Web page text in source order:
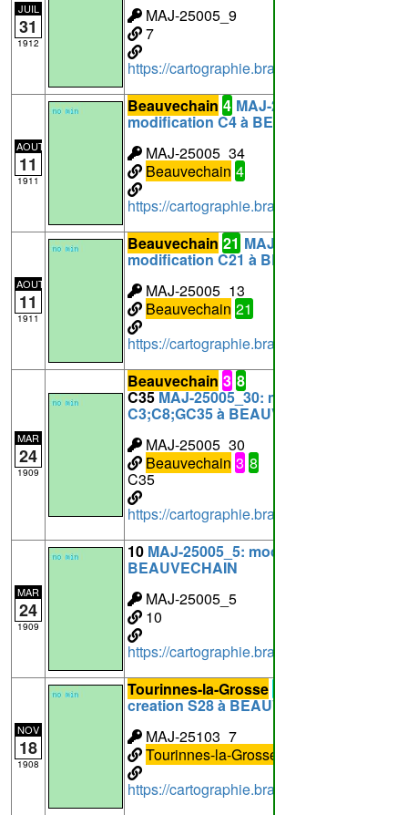
JUIL
31
1912
MAJ-25005_9
7
https://cartographie.brabantwallon.be/
AOUT
11
1911
Beauvechain 4 MAJ-25005_34:
modification C4 à BEAUVECHAIN
MAJ-25005_34
Beauvechain 4
https://cartographie.brabantwallon.be/
AOUT
11
1911
Beauvechain 21 MAJ-25005_13:
modification C21 à BEAUVECHAIN
MAJ-25005_13
Beauvechain 21
https://cartographie.brabantwallon.be/
MAR
24
1909
Beauvechain 3 8
C35MAJ-25005_30: modification
C3;C8;GC35 à BEAUVECHAIN
MAJ-25005_30
Beauvechain 3 8
C35
https://cartographie.brabantwallon.be/
MAR
24
1909
10 MAJ-25005_5: modification C10 à
BEAUVECHAIN
MAJ-25005_5
10
https://cartographie.brabantwallon.be/
NOV
18
1908
Tourinnes-la-Grosse
creation S28 à BEAUVECHAIN
MAJ-25103_7
Tourinnes-la-Grosse
https://cartographie.brabantwallon.be/